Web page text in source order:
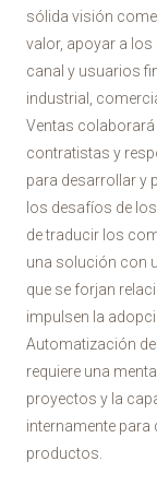
sólida visión
valor, apoyar a
canal y usuarios
industrial,
Ventas colaborará
contratistas y
para desarrollar y
los desafíos de
de traducir los
una solución con
que se forjan
impulsen la
Automatización de
requiere una
proyectos y la
internamente
productos.